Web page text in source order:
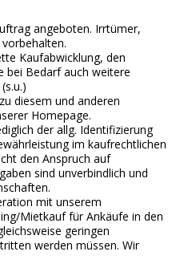
angeboten. Irrtümer,
Kaufabwicklung, den
bei Bedarf auch weitere
diesem und anderen
Homepage.
der allg. Identifizierung
im kaufrechtlichen
den Anspruch auf
sind unverbindlich und
mit unserem
Mietkauf für Ankäufe in den
geringen
werden müssen. Wir